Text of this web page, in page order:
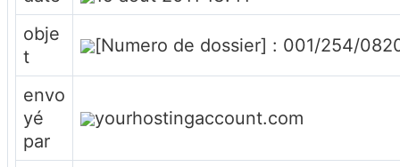
obje
t
[Numero de dossier] : 001/254/
envo
yé
par
yourhostingaccount.com